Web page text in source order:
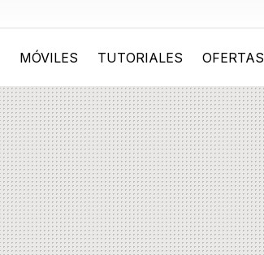
MÓVILES TUTORIALES OFERTAS